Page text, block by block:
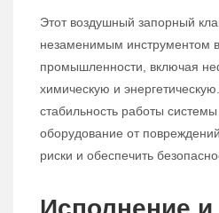
Этот воздушный запорный
незаменимым инструментом
промышленности, включая
химическую и
стабильность работы
оборудование от
риски и обеспечить